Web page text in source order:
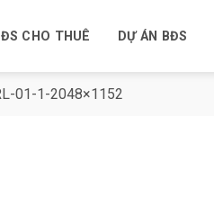
CHO THUÊ DỰ ÁN BĐS
01-1-2048×1152